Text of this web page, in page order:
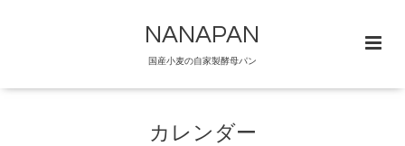
NANAPAN
国産小麦の自家製酵母パン
カレンダー